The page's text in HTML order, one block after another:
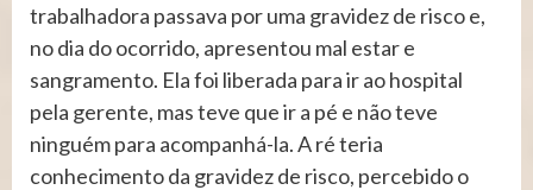
trabalhadora passava por uma gravidez de risco e,
no dia do ocorrido, apresentou mal estar e
sangramento. Ela foi liberada para ir ao hospital
pela gerente, mas teve que ir a pé e não teve
ninguém para acompanhá-la. A ré teria
conhecimento da gravidez de risco, percebido o